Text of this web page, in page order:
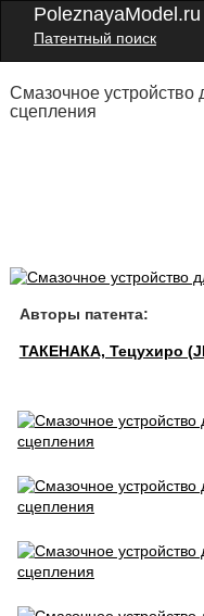
PoleznayaModel.ru
Патентный поиск
Смазочное
сцепления
Авторы патента:
ТАКЕНАКА, Тецухиро